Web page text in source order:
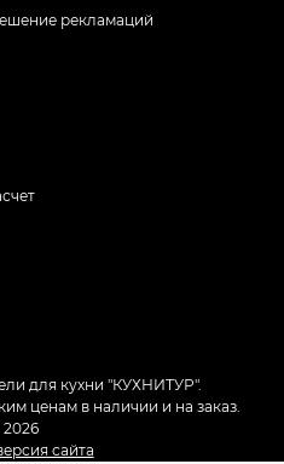
рекламаций
для кухни "КУХНИТУР".
ценам в наличии и на заказ.
сайта